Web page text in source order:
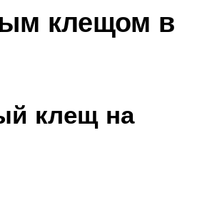
клещом в
клещ на